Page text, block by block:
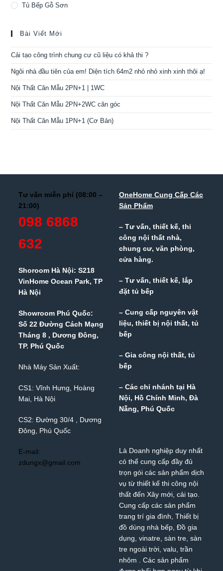
Tủ Bếp Gỗ Sơn
Bài Viết Mới
Cải tạo công trình chung cư cũ liệu có khả thi ?
Ngôi nhà đầu tiên của em! Diện tích 64m2 nhỏ nhỏ xinh xinh thôi ạ!
Nội Thất Căn Mẫu 2PN+1 | 1WC
Nội Thất Căn Mẫu 2PN+2WC căn góc
Nội Thất Căn Mẫu 1PN+1 (Cơ Bản)
Tư vấn miễn phí (08:00 –
21:00)
098 6868
632
Shoroom Hà Nội: S218
VinHome Ocean Park, TP
Hà Nội
Showroom Phú Quốc:
Số 22 Đường Cách Mạng
Tháng 8 , Dương Đông,
TP. Phú Quốc
Nhà Máy Sản Xuất:
CS1: Vĩnh Hưng, Hoàng
Mai, Hà Nội
CS2: Đường 30/4 , Dương
Đông, Phú Quốc
E-mail:
zdungx@gmail.com
OneHome Cung Cấp Các
Sản Phẩm
– Tư vấn, thiết kế, thi
công nội thất nhà,
chung cư, văn phòng,
cửa hàng.
– Tư vấn, thiết kế, lắp
đặt tủ bếp
– Cung cấp nguyên vật
liệu, thiết bị nội thất, tủ
bếp
– Gia công nội thất, tủ
bếp
– Các chỉ nhánh tại Hà
Nội, Hồ Chính Minh, Đà
Nẵng, Phú Quốc
Là Doanh nghiệp duy nhất
có thể cung cấp đầy đủ
trọn gói các sản phẩm dịch
vụ từ thiết kế thi công nội
thất đến Xây mới, cải tạo.
Cung cấp các sản phẩm
trang trí gia đình, Thiết bị
đồ dùng nhà bếp, Đồ gia
dụng, vinatre sàn tre sàn
tre ngoài trời valu trần
nhôm . Các sản phẩm